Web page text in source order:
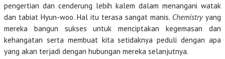
pengertian dan cenderung lebih kalem dalam menangani watak
dan tabiat Hyun-woo. Hal itu terasa sangat manis. Chemistry yang
mereka bangun sukses untuk menciptakan kegemasan dan
kehangatan serta membuat kita setidaknya peduli dengan apa
yang akan terjadi dengan hubungan mereka selanjutnya.